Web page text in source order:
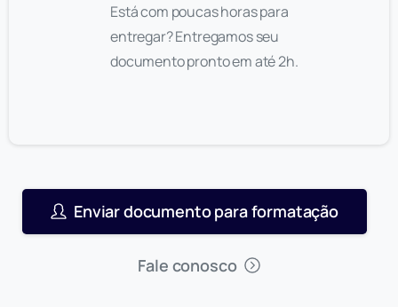
Está com poucas horas para
entregar? Entregamos seu
documento pronto em até 2h.
Enviar documento para formatação
Fale conosco